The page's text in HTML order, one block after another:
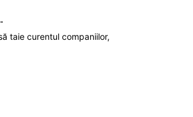
taie curentul companiilor,